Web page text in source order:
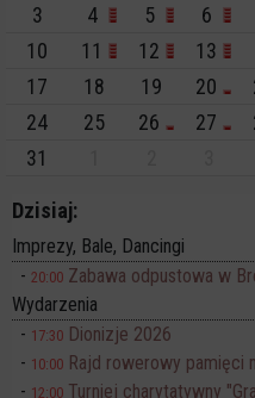
3
4 5 6
10
11 12 13
17
18 19 20
24
25 26 27
31
Dzisiaj:
Imprezy, Bale, Dancingi
20:00 Zabawa odpustowa w
Wydarzenia
17:30 Dionizje 2026
10:00 Rajd rowerowy pamięci
12:00 Turniej charytatywny